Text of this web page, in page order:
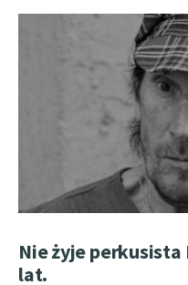
Nie żyje perkusista
lat.